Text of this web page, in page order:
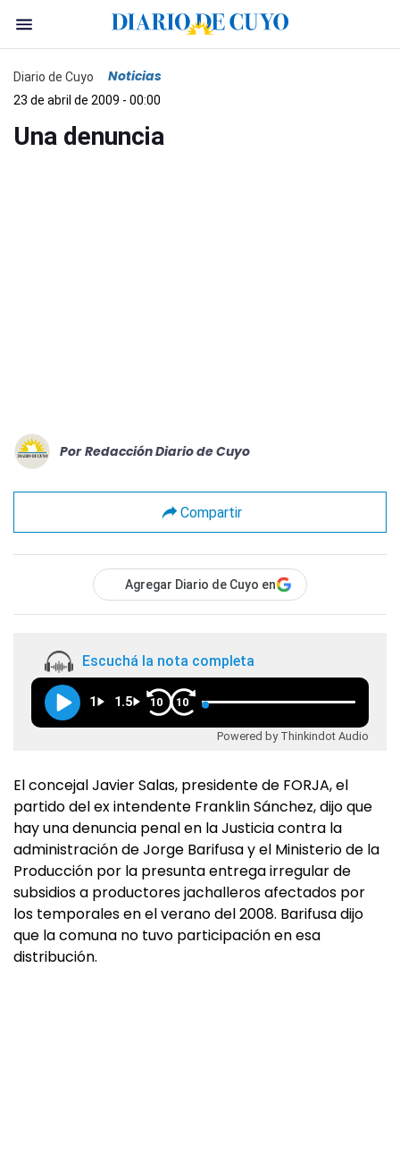
Diario de Cuyo Noticias
23 de abril de 2009 - 00:00
Una denuncia
Por Redacción Diario de Cuyo
Compartir
Agregar Diario de Cuyo en
Escuchá la nota completa
1 1.5 10 10
Powered by Thinkindot Audio
El concejal Javier Salas, presidente de FORJA, el
partido del ex intendente Franklin Sánchez, dijo que
hay una denuncia penal en la Justicia contra la
administración de Jorge Barifusa y el Ministerio de la
Producción por la presunta entrega irregular de
subsidios a productores jachalleros afectados por
los temporales en el verano del 2008. Barifusa dijo
que la comuna no tuvo participación en esa
distribución.